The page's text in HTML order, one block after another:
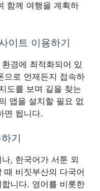
함께 여행을 계획하
이트 이용하기
경에 최적화되어 있
으로 언제든지 접속하
도를 보며 길을 찾는
앱을 설치할 필요 없
면 됩니다.
기
, 한국어가 서툰 외
때 비짓부산의 다국어
니다. 영어를 비롯한